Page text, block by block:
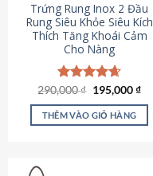
Trứng Rung Inox 2 Đầu
Rung Siêu Khỏe Siêu Kích
Thích Tăng Khoái Cảm
Cho Nàng
Được xếp
hạng4.64
5 sao
290,000₫ Giá
là:
290,000 ₫.
195,000₫Giá
tại
THÊM VÀO GIỎ HÀNG